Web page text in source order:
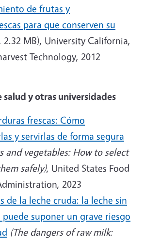
de frutas y
para que conserven su
2.32 MB), University California,
Technology, 2012
salud y otras universidades
frescas: Cómo
y servirlas de forma segura
and vegetables: How to select
safely), United States Food
2023
de la leche cruda: la leche sin
puede suponer un grave riesgo
(The dangers of raw milk: